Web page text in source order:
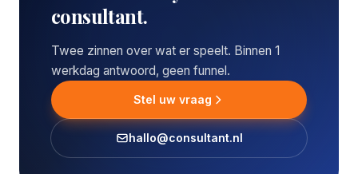
consultant.
Twee zinnen over wat er speelt. Binnen 1
werkdag antwoord, geen funnel.
Stel uw vraag
hallo@consultant.nl